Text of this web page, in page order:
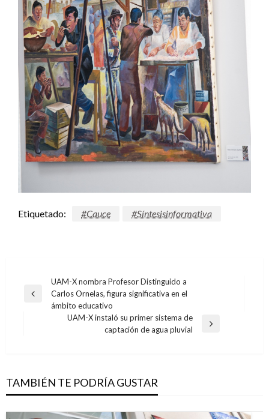
Etiquetado: #Cauce #Síntesisinformativa
Navegación
de
entradas
Entrada
anterior
UAM-X nombra Profesor Distinguido a
Carlos Ornelas, figura significativa en el
ámbito educativo
UAM-X instaló su primer sistema de
captación de agua pluvial
TAMBIÉN TE PODRÍA GUSTAR